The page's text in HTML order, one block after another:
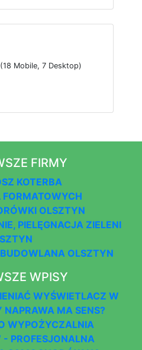
Mobile, 7 Desktop)
FIRMY
KOTERBA
FORMATOWYCH
OLSZTYN
PIELĘGNACJA ZIELENI
OLSZTYN
WPISY
WYŚWIETLACZ W
NAPRAWA MA SENS?
WYPOŻYCZALNIA
PROFESJONALNA